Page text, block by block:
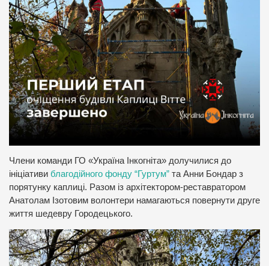
Члени команди ГО «Україна Інкогніта» долучилися до
ініціативи благодійного фонду “Гуртум” та Анни Бондар з
порятунку каплиці. Разом із архітектором-реставратором
Анатолам Ізотовим волонтери намагаються повернути друге
життя шедевру Городецького.